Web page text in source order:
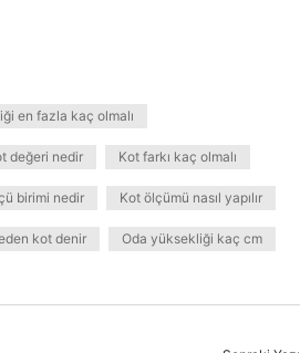
en fazla kaç olmalı
değeri nedir Kot farkı kaç olmalı
birimi nedir Kot ölçümü nasıl yapılır
kot denir Oda yüksekliği kaç cm